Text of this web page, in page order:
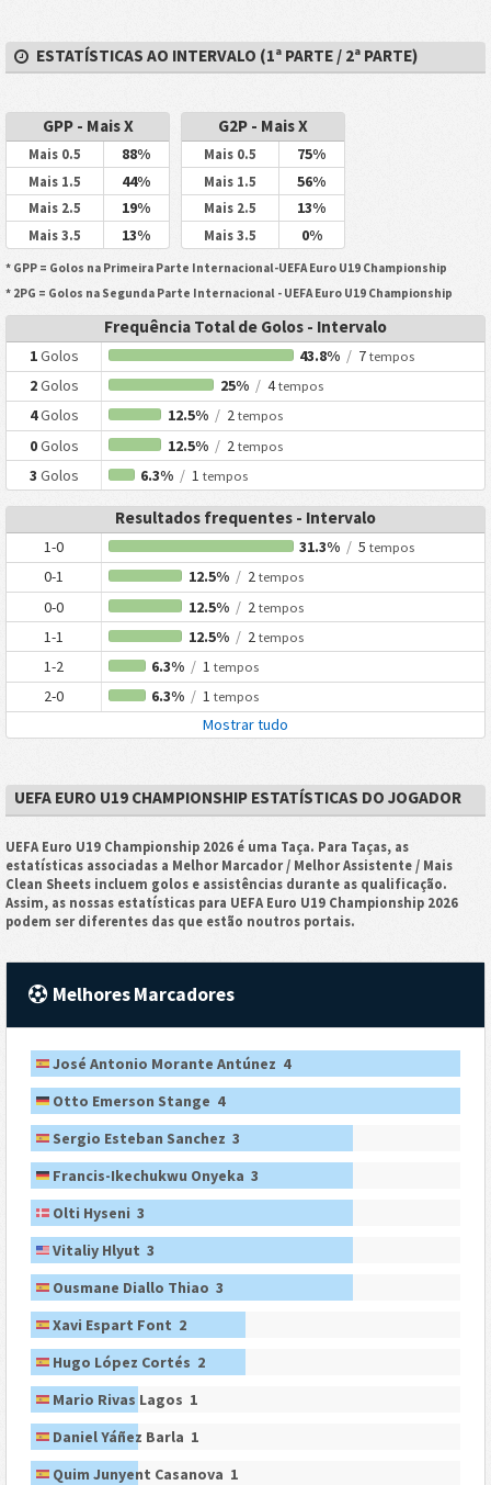
ESTATÍSTICAS AO INTERVALO (1ª PARTE / 2ª PARTE)
GPP - Mais X
Mais 0.5 88%
Mais 1.5 44%
Mais 2.5 19%
Mais 3.5 13%
G2P - Mais X
Mais 0.5 75%
Mais 1.5 56%
Mais 2.5 13%
Mais 3.5 0%
* GPP = Golos na Primeira Parte Internacional-UEFA Euro U19 Championship
* 2PG = Golos na Segunda Parte Internacional - UEFA Euro U19 Championship
Frequência Total de Golos - Intervalo
1Golos 43.8% / 7tempos
2Golos 25% /4tempos
4Golos 12.5% /2 tempos
0Golos 12.5% /2 tempos
3 Golos 6.3% / 1tempos
Resultados frequentes - Intervalo
1-0 31.3% / 5tempos
0-1 12.5% /2 tempos
0-0 12.5% /2 tempos
1-1 12.5% /2 tempos
1-2 6.3% / 1tempos
2-0 6.3% / 1tempos
Mostrar tudo
UEFA EURO U19 CHAMPIONSHIP ESTATÍSTICAS DO JOGADOR
UEFA Euro U19 Championship 2026 é uma Taça. Para Taças, as
estatísticas associadas a Melhor Marcador / Melhor Assistente / Mais
Clean Sheets incluem golos e assistências durante as qualificação.
Assim, as nossas estatísticas para UEFA Euro U19 Championship 2026
podem ser diferentes das que estão noutros portais.
Melhores Marcadores
José Antonio Morante Antúnez 4
Otto Emerson Stange 4
Sergio Esteban Sanchez 3
Francis-Ikechukwu Onyeka 3
Olti Hyseni 3
Vitaliy Hlyut 3
Ousmane Diallo Thiao 3
Xavi Espart Font 2
Hugo López Cortés 2
Mario Rivas Lagos 1
Daniel Yáñez Barla 1
Quim Junyent Casanova 1